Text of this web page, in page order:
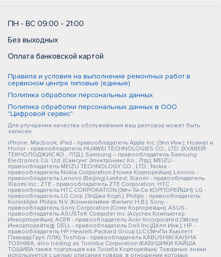
ПН - ВС 09:00 - 21:00
Без выходных
Оплата банковской картой
Правила и условия на выполнение ремонтных работ в
сервисном центре типовые (единые)
Политика обработки персональных данных
Политика обработки персональных данных в ООО
"Цифровой сервис"
Для улучшения качества обслуживания ваш разговор может быть
записан
iPhone, Macbook, iPad - правообладатель Apple Inc. (Эпл Инк.); Huawei и
Honor - правообладатель HUAWEI TECHNOLOGIES CO., LTD. (ХУАВЕЙ
ТЕКНОЛОДЖИС КО., ЛТД.); Samsung – правообладатель Samsung
Electronics Co. Ltd. (Самсунг Электроникс Ко., Лтд.); MEIZU -
правообладатель MEIZU TECHNOLOGY CO., LTD.; Nokia -
правообладатель Nokia Corporation (Нокиа Корпорейшн); Lenovo -
правообладатель Lenovo (Beijing) Limited; Xiaomi - правообладатель
Xiaomi Inc.; ZTE - правообладатель ZTE Corporation; HTC -
правообладатель HTC CORPORATION (Эйч-Ти-Си КОРПОРЕЙШН); LG -
правообладатель LG Corp. (ЭлДжи Корп.); Philips - правообладатель
Koninklijke Philips N.V. (Конинклийке Филипс Н.В.); Sony -
правообладатель Sony Corporation (Сони Корпорейшн); ASUS -
правообладатель ASUSTeK Computer Inc. (Асустек Компьютер
Инкорпорейшн); ACER - правообладатель Acer Incorporated (Эйсер
Инкорпорейтед); DELL - правообладатель Dell Inc.(Делл Инк.); HP -
правообладатель HP Hewlett-Packard Group LLC (ЭйчПи Хьюлетт
Паккард Груп ЛЛК); Toshiba - правообладатель KABUSHIKI KAISHA
TOSHIBA, also trading as Toshiba Corporation (КАБУШИКИ КАЙША
ТОШИБА также торгующая как Тосиба Корпорейшн). Товарные знаки
используется с целью описания товара, в отношении которых